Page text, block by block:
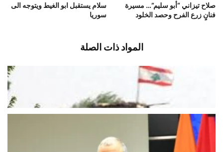
سلام يستقبل ابو الغيط ويتوجه الى
سوريا
صلاح تيزاني “أبو سليم”… مسيرة
فنانٍ زرع الفرح وحصد الخلود
المواد ذات الصلة
وحدات من الجيش دخلت ليلا الى
والسلطة تخلّت عن مسؤولياتها
اخبار محلية أغسطس 7, 2026